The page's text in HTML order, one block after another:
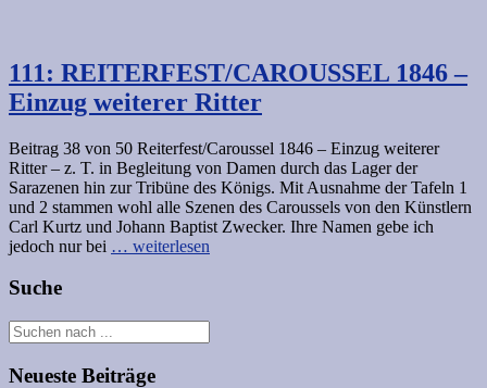
111: REITERFEST/CAROUSSEL 1846 –
Einzug weiterer Ritter
Beitrag 38 von 50 Reiterfest/Caroussel 1846 – Einzug weiterer
Ritter – z. T. in Begleitung von Damen durch das Lager der
Sarazenen hin zur Tribüne des Königs. Mit Ausnahme der Tafeln 1
und 2 stammen wohl alle Szenen des Caroussels von den Künstlern
Carl Kurtz und Johann Baptist Zwecker. Ihre Namen gebe ich
jedoch nur bei … weiterlesen
Suche
Neueste Beiträge